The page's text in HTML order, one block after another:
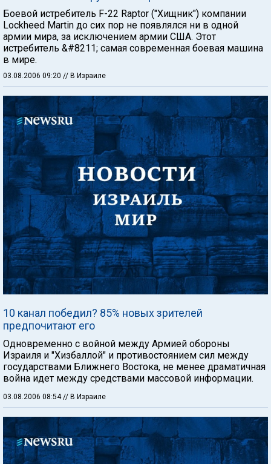
Боевой истребитель F-22 Raptor ("Хищник") компании
Lockheed Martin до сих пор не появлялся ни в одной
армии мира, за исключением армии США. Этот
истребитель &#8211; самая современная боевая машина
в мире.
03.08.2006 09:20 // В Израиле
10 канал победил? 85% новых зрителей
предпочитают его
Одновременно с войной между Армией обороны
Израиля и "Хизбаллой" и противостоянием сил между
государствами Ближнего Востока, не менее драматичная
война идет между средствами массовой информации.
03.08.2006 08:54// В Израиле